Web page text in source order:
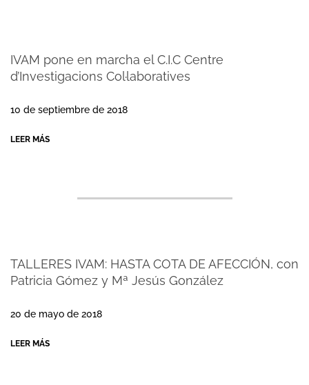
IVAM pone en marcha el C.I.C Centre
d’Investigacions Col·laboratives
09-
10 de septiembre de 2018
LEER MÁS
TALLERES IVAM: HASTA COTA DE AFECCIÓN, con
Patricia Gómez y Mª Jesús González
05-
20 de mayo de 2018
LEER MÁS